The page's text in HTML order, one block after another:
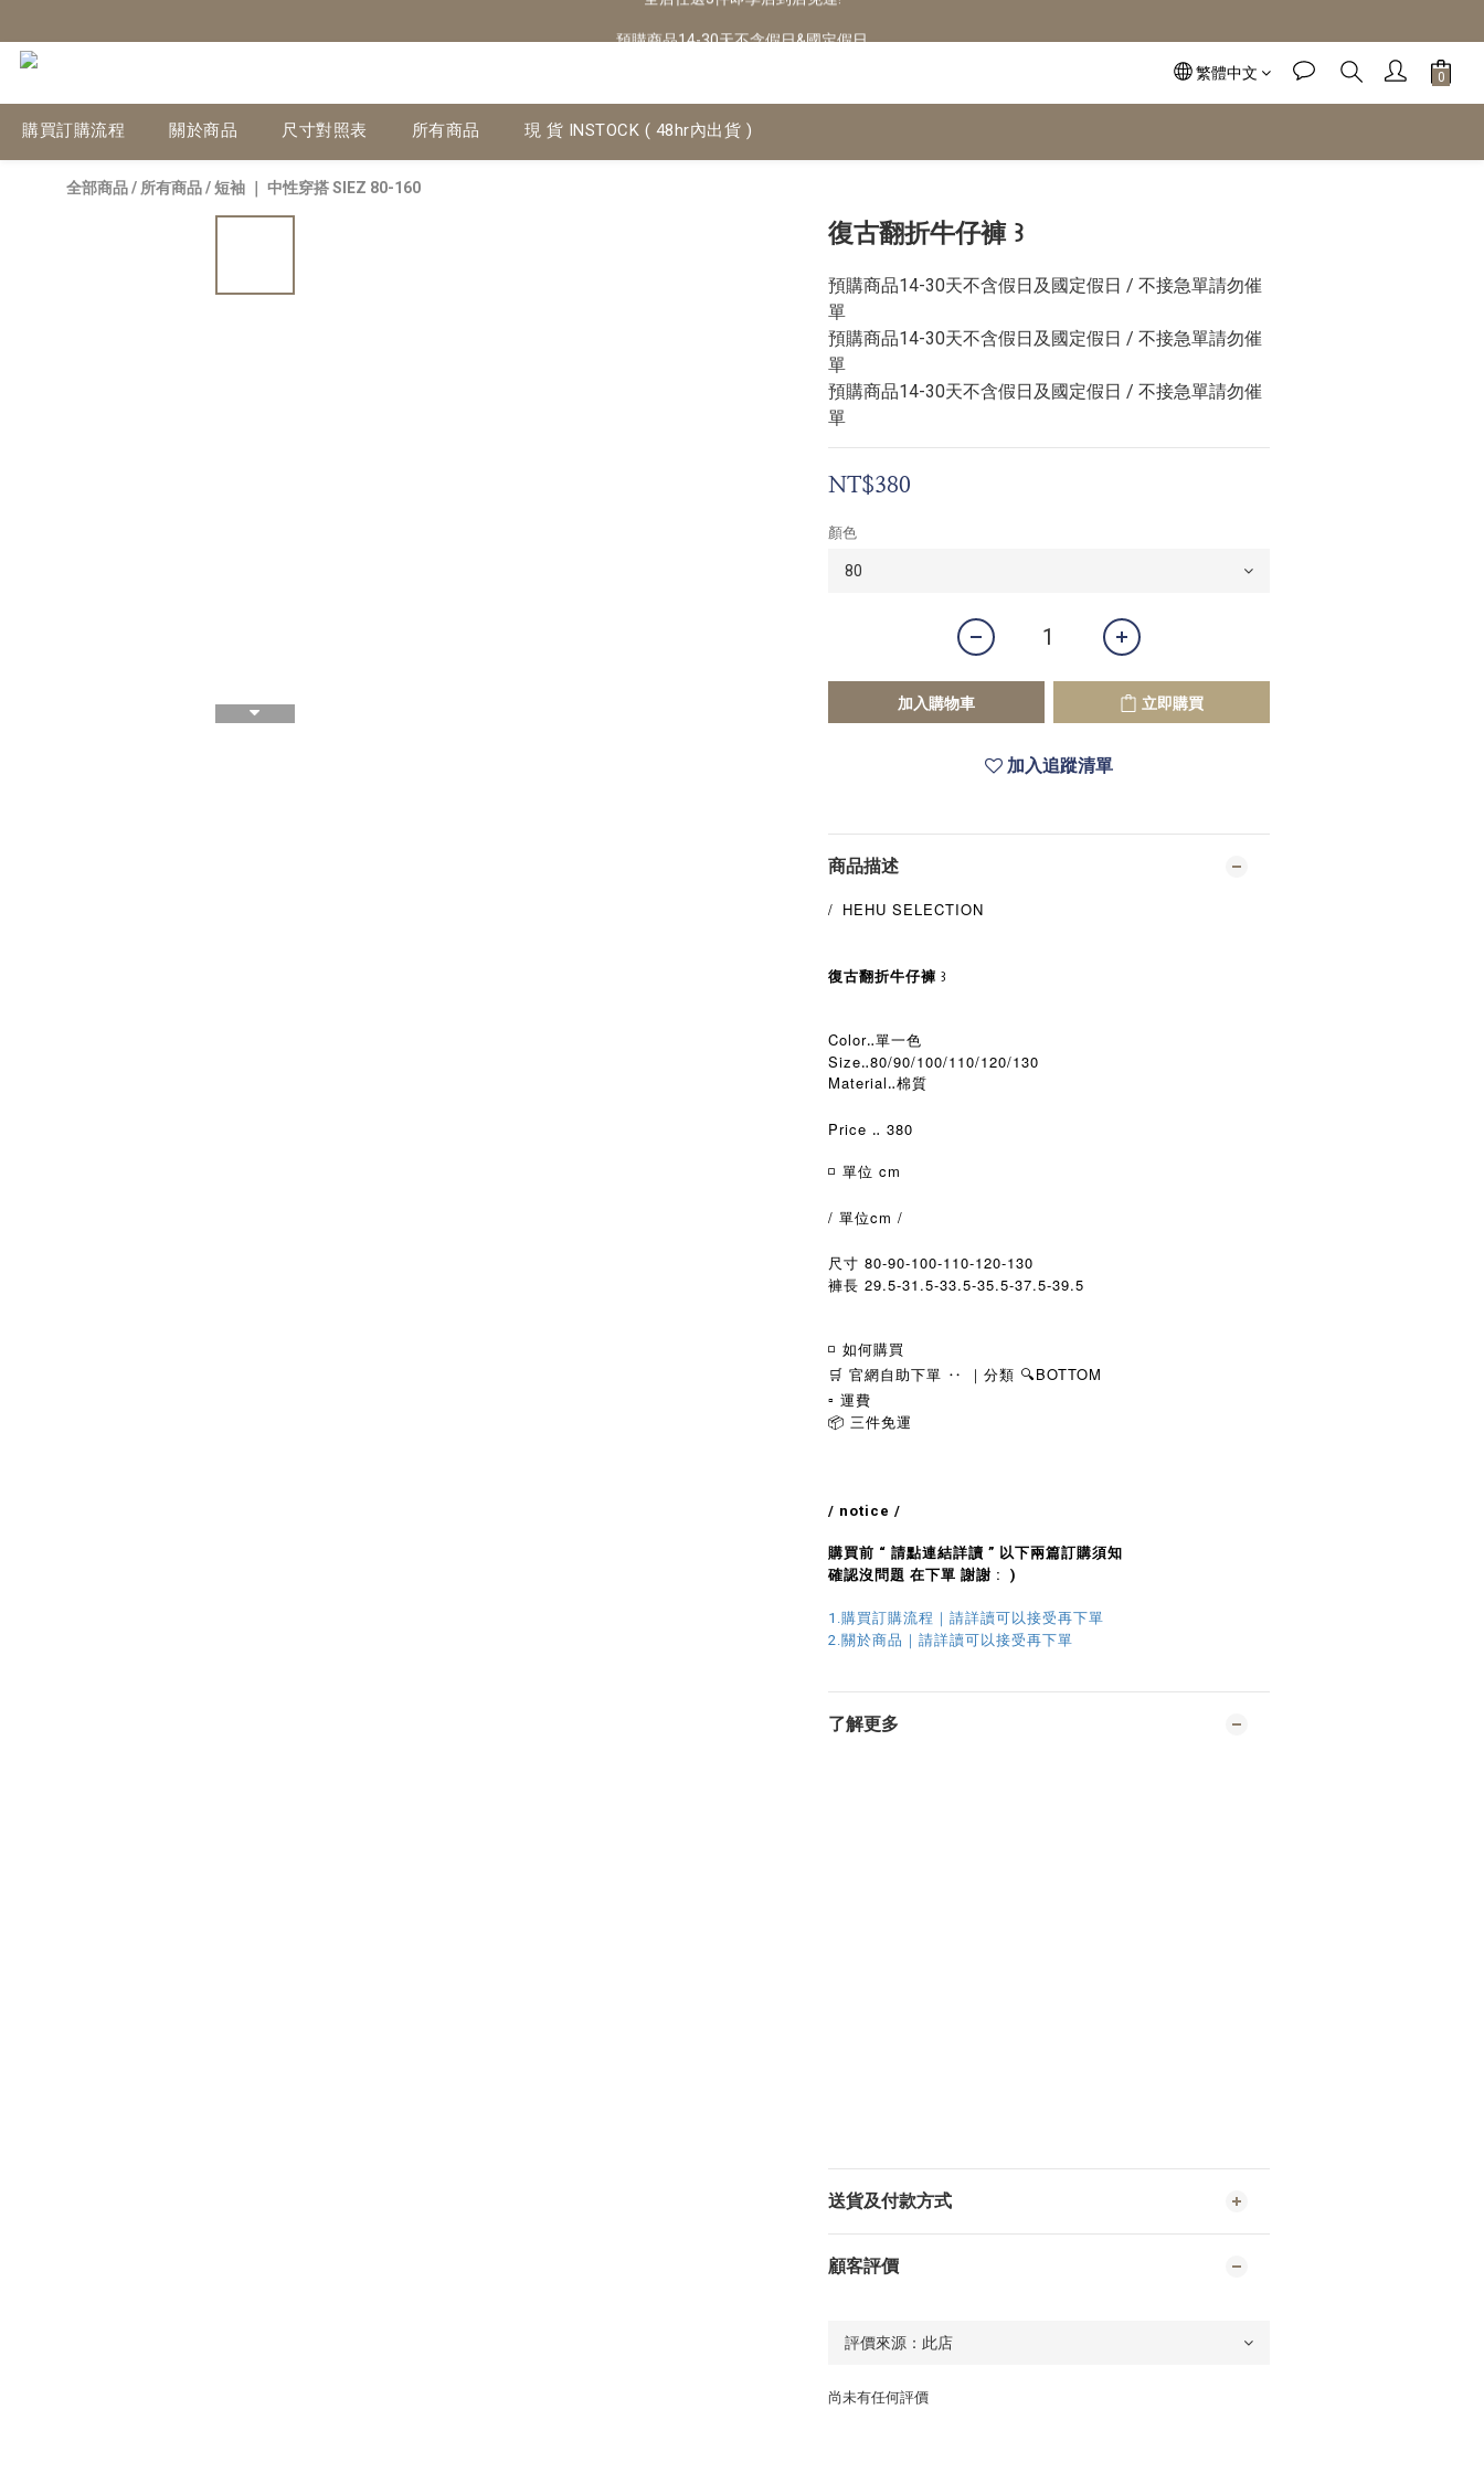
預購商品14-30天不含假日&國定假日
繁體中文
購買訂購流程 關於商品 尺寸對照表 所有商品 現 貨 INSTOCK ( 48hr內出貨 )
全部商品/ 所有商品/短袖 ｜ 中性穿搭 SIEZ 80-160
復古翻折牛仔褲 ꒱
預購商品14-30天不含假日及國定假日 / 不接急單請勿催
單
預購商品14-30天不含假日及國定假日 / 不接急單請勿催
單
預購商品14-30天不含假日及國定假日 / 不接急單請勿催
單
NT$380
顏色
加入購物車 立即購買
加入追蹤清單
商品描述
/ HEHU SELECTION
復古翻折牛仔褲 ꒱
Color‥單一色
Size‥80/90/100/110/120/130
Material‥棉質
Price ‥ 380
◽️ 單位 cm
/ 單位cm /
尺寸 80-90-100-110-120-130
褲長 29.5-31.5-33.5-35.5-37.5-39.5
◽️ 如何購買
🛒 官網自助下單 ‥ ｜分類 🔍BOTTOM
▫️ 運費
📦 三件免運
/ notice /
購買前 “ 請點連結詳讀 ” 以下兩篇訂購須知
確認沒問題 在下單 謝謝 : )
1.購買訂購流程｜請詳讀可以接受再下單
2.關於商品｜請詳讀可以接受再下單
了解更多
送貨及付款方式
顧客評價
尚未有任何評價